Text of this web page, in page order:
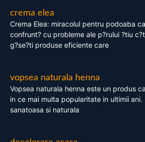
crema elea
Crema Elea: miracolul pentru podoaba
confrunt? cu probleme ale p?rului ?tiu
g?se?ti produse eficiente care
vopsea naturala henna
Vopsea naturala henna este un produs
in ce mai multa popularitate in ultimii ani.
sanatoasa si naturala